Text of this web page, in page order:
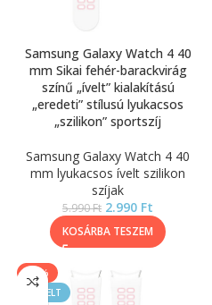
Samsung Galaxy Watch 4 40
mm Sikai fehér-barackvirág
színű „ívelt” kialakítású
„eredeti” stílusú lyukacsos
„szilikon” sportszíj
Samsung Galaxy Watch 4 40
mm lyukacsos ívelt szilikon
szíjak
5.990Ft 2.990 Ft
KOSÁRBA TESZEM
-50%
KIEMELT